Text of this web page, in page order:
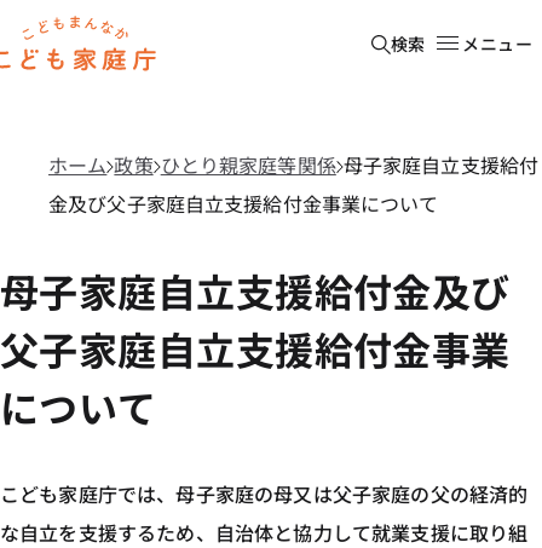
本文へ移動
検索 メニュー
ホーム 政策 ひとり親家庭等関係 母子家庭自立支援給付
金及び父子家庭自立支援給付金事業について
母子家庭自立支援給付金及び
父子家庭自立支援給付金事業
について
こども家庭庁では、母子家庭の母又は父子家庭の父の経済的
な自立を支援するため、自治体と協力して就業支援に取り組